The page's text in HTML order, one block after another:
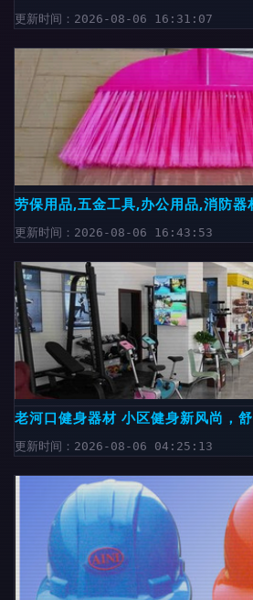
更新时间：2026-08-06 16:31:07
劳保用品,五金工具,办公用品,消防
更新时间：2026-08-06 16:43:53
老河口健身器材 小区健身新风尚，
更新时间：2026-08-06 04:25:13